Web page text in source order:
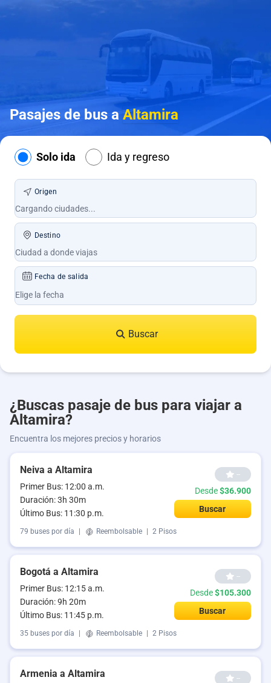
Pasajes de bus aAltamira
Solo ida Ida y regreso
Origen
Destino
Fecha de salida
Buscar
¿Buscas pasaje de bus para viajar a
Altamira?
Encuentra los mejores precios y horarios
Neiva a Altamira
Primer Bus: 12:00 a.m.
Duración: 3h 30m
Último Bus: 11:30 p.m.
--
Desde$36.900
Buscar
79 buses por día Reembolsable 2 Pisos
Bogotá a Altamira
Primer Bus: 12:15 a.m.
Duración: 9h 20m
Último Bus: 11:45 p.m.
--
Desde$105.300
Buscar
35 buses por día Reembolsable 2 Pisos
Armenia a Altamira --